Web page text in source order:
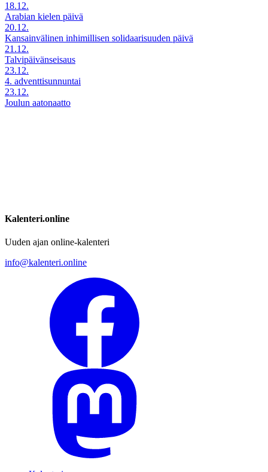
18.12.
Arabian kielen päivä
20.12.
Kansainvälinen inhimillisen solidaarisuuden päivä
21.12.
Talvipäivänseisaus
23.12.
4. adventtisunnuntai
23.12.
Joulun aatonaatto
Kalenteri.online
Uuden ajan online-kalenteri
info@kalenteri.online